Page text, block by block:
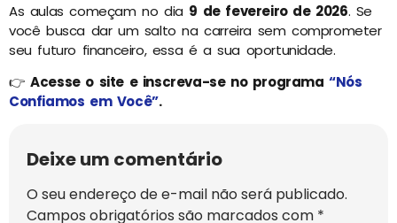
As aulas começam no dia 9 de fevereiro de 2026. Se
você busca dar um salto na carreira sem comprometer
seu futuro financeiro, essa é a sua oportunidade.
👉Acesse o site e inscreva-se no programa“Nós
Confiamos em Você”.
Deixe um comentário
O seu endereço de e-mail não será publicado.
Campos obrigatórios são marcados com *